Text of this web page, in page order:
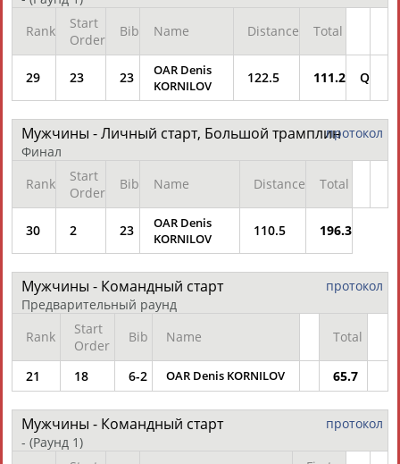
Rank
Start
Order
Bib Name Distance Total
29 23 23
OAR Denis
KORNILOV
122.5 111.2 Q
протокол
Мужчины - Личный старт, Большой трамплин
Финал
Rank
Start
Order
Bib Name Distance Total
30 2 23
OAR Denis
KORNILOV
110.5 196.3
протокол
Мужчины - Командный старт
Предварительный раунд
Rank
Start
Order
Bib Name Total
21 18 6-2 OAR Denis KORNILOV 65.7
протокол
Мужчины - Командный старт
- (Раунд 1)